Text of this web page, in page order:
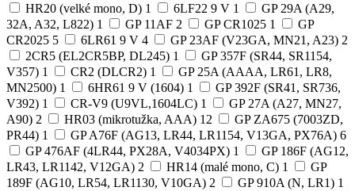
HR20 (velké mono, D) 1 6LF22 9 V 1
GP 29A (A29,
32A, A32, L822) 1 GP 11AF 2 GP CR1025 1
GP
CR2025 5 6LR61 9 V 4 GP 23AF (V23GA, MN21, A23) 2
2CR5 (EL2CR5BP, DL245) 1
GP 357F (SR44, SR1154,
V357) 1 CR2 (DLCR2) 1
GP 25A (AAAA, LR61, LR8,
MN2500) 1 6HR61 9 V (1604) 1
GP 392F (SR41, SR736,
V392) 1 CR-V9 (U9VL,1604LC) 1
GP 27A (A27, MN27,
A90) 2 HR03 (mikrotužka, AAA) 12
GP ZA675 (7003ZD,
PR44) 1 GP A76F (AG13, LR44, LR1154, V13GA, PX76A) 6
GP 476AF (4LR44, PX28A, V4034PX) 1
GP 186F (AG12,
LR43, LR1142, V12GA) 2 HR14 (malé mono, C) 1
GP
189F (AG10, LR54, LR1130, V10GA) 2 GP 910A (N, LR1) 1